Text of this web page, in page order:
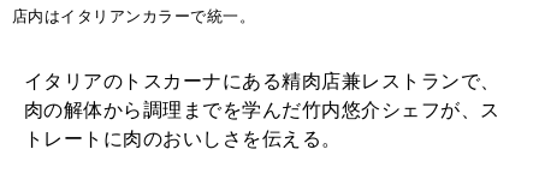
2025年12月号「お酒の新常識。」
店内はイタリアンカラーで統一。
イタリアのトスカーナにある精肉店兼レストランで、
肉の解体から調理までを学んだ竹内悠介シェフが、ス
トレートに肉のおいしさを伝える。